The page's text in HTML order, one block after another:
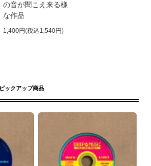
の音が聞こえ来る様
な作品
1,400円(税込1,540円)
ピックアップ商品